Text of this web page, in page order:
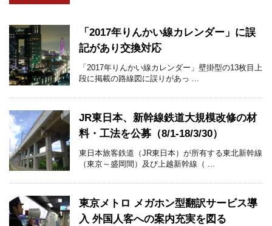
「2017年りんかい線カレンダー」に誤
記があり交換対応
「2017年りんかい線カレンダー」壁掛型の13枚目上
段に掲載の路線図に誤りがあっ ...
JR東日本、新幹線鉄道大規模改修の材
料・工法を公募（8/1-18/3/30）
東日本旅客鉄道（JR東日本）が所有する東北新幹線
（東京～盛岡間）及び上越新幹線（ ...
東京メトロ メガホン型翻訳サービス導
入 外国人客への案内充実を図る